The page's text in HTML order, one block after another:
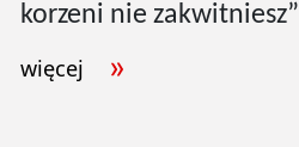
korzeni nie zakwitniesz”
więcej